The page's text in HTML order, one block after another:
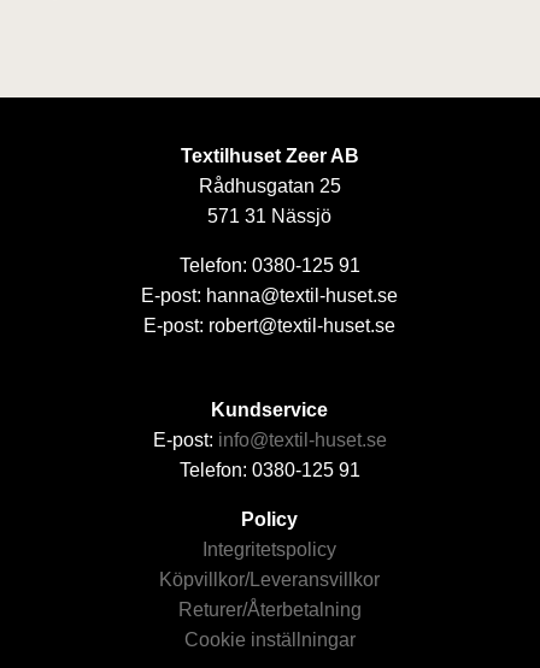
Textilhuset Zeer AB
Rådhusgatan 25
571 31 Nässjö
Telefon: 0380-125 91
E-post: hanna@textil-huset.se
E-post: robert@textil-huset.se
Kundservice
E-post: info@textil-huset.se
Telefon: 0380-125 91
Policy
Integritetspolicy
Köpvillkor/Leveransvillkor
Returer/Återbetalning
Cookie inställningar